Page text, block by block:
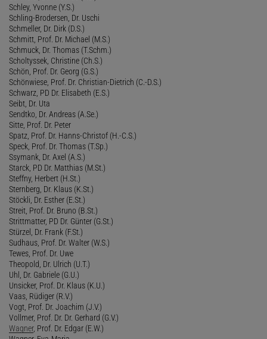
Schley, Yvonne (Y.S.)
Schling-Brodersen, Dr. Uschi
Schmeller, Dr. Dirk (D.S.)
Schmitt, Prof. Dr. Michael (M.S.)
Schmuck, Dr. Thomas (T.Schm.)
Scholtyssek, Christine (Ch.S.)
Schön, Prof. Dr. Georg (G.S.)
Schönwiese, Prof. Dr. Christian-Dietrich (C.-D.S.)
Schwarz, PD Dr. Elisabeth (E.S.)
Seibt, Dr. Uta
Sendtko, Dr. Andreas (A.Se.)
Sitte, Prof. Dr. Peter
Spatz, Prof. Dr. Hanns-Christof (H.-C.S.)
Speck, Prof. Dr. Thomas (T.Sp.)
Ssymank, Dr. Axel (A.S.)
Starck, PD Dr. Matthias (M.St.)
Steffny, Herbert (H.St.)
Sternberg, Dr. Klaus (K.St.)
Stöckli, Dr. Esther (E.St.)
Streit, Prof. Dr. Bruno (B.St.)
Strittmatter, PD Dr. Günter (G.St.)
Stürzel, Dr. Frank (F.St.)
Sudhaus, Prof. Dr. Walter (W.S.)
Tewes, Prof. Dr. Uwe
Theopold, Dr. Ulrich (U.T.)
Uhl, Dr. Gabriele (G.U.)
Unsicker, Prof. Dr. Klaus (K.U.)
Vaas, Rüdiger (R.V.)
Vogt, Prof. Dr. Joachim (J.V.)
Vollmer, Prof. Dr. Dr. Gerhard (G.V.)
Wagner, Prof. Dr. Edgar (E.W.)